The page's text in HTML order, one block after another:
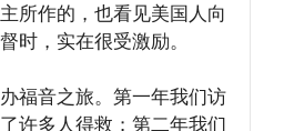
所作的，也看见美国人向
时，实在很受激励。
音之旅。第一年我们访
许多人得救；第二年我们